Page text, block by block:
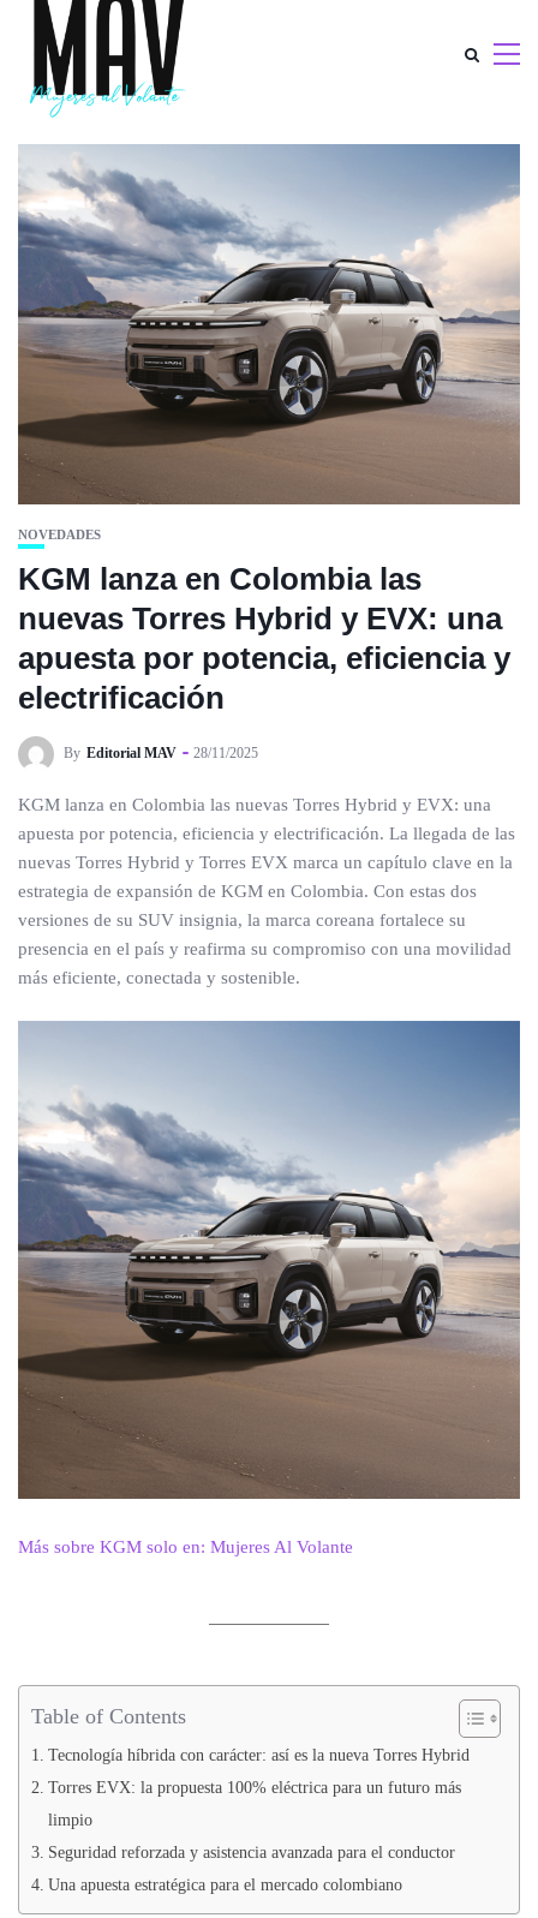
NOVEDADES
KGM lanza en Colombia las
nuevas Torres Hybrid y EVX: una
apuesta por potencia, eficiencia y
electrificación
By Editorial MAV 28/11/2025
KGM lanza en Colombia las nuevas Torres Hybrid y EVX: una
apuesta por potencia, eficiencia y electrificación. La llegada de las
nuevas Torres Hybrid y Torres EVX marca un capítulo clave en la
estrategia de expansión de KGM en Colombia. Con estas dos
versiones de su SUV insignia, la marca coreana fortalece su
presencia en el país y reafirma su compromiso con una movilidad
más eficiente, conectada y sostenible.
Más sobre KGM solo en: Mujeres Al Volante
Table of Contents
Tecnología híbrida con carácter: así es la nueva Torres Hybrid
Torres EVX: la propuesta 100% eléctrica para un futuro más
limpio
Seguridad reforzada y asistencia avanzada para el conductor
Una apuesta estratégica para el mercado colombiano